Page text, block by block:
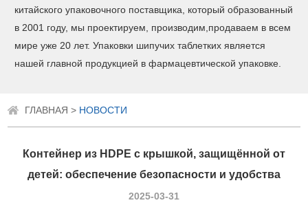
китайского упаковочного поставщика, который образованный
в 2001 году, мы проектируем, производим,продаваем в всем
мире уже 20 лет. Упаковки шипучих таблетких является
нашей главной продукцией в фармацевтической упаковке.
ГЛАВНАЯ > НОВОСТИ
Контейнер из HDPE с крышкой, защищённой от
детей: обеспечение безопасности и удобства
2025-03-31